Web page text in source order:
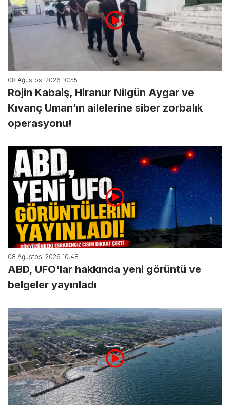
08 Ağustos, 2026 10:55
Rojin Kabaiş, Hiranur Nilgün Aygar ve
Kıvanç Uman’ın ailelerine siber zorbalık
operasyonu!
08 Ağustos, 2026 10:48
ABD, UFO'lar hakkında yeni görüntü ve
belgeler yayınladı